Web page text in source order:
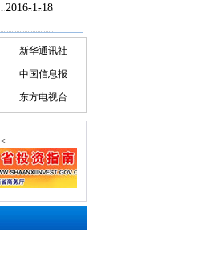
2016-1-18
新华通讯社
中国信息报
东方电视台